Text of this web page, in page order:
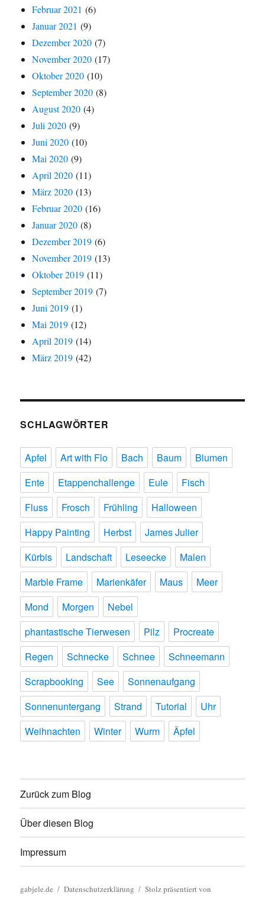
Februar 2021 (6)
Januar 2021 (9)
Dezember 2020 (7)
November 2020 (17)
Oktober 2020 (10)
September 2020 (8)
August 2020 (4)
Juli 2020 (9)
Juni 2020 (10)
Mai 2020 (9)
April 2020 (11)
März 2020 (13)
Februar 2020 (16)
Januar 2020 (8)
Dezember 2019 (6)
November 2019 (13)
Oktober 2019 (11)
September 2019 (7)
Juni 2019 (1)
Mai 2019 (12)
April 2019 (14)
März 2019 (42)
SCHLAGWÖRTER
Apfel Art with Flo Bach Baum
Blumen
Ente
Etappenchallenge Eule
Fisch
Fluss
Frosch Frühling
Halloween
Happy Painting
Herbst
James Julier
Kürbis
Landschaft Leseecke
Malen
Marble Frame
Marienkäfer Maus
Meer
Mond
Morgen
Nebel
phantastische Tierwesen
Pilz
Procreate
Regen
Schnecke Schnee
Schneemann
Scrapbooking
See
Sonnenaufgang
Sonnenuntergang
Strand Tutorial
Uhr
Weihnachten
Winter Wurm Äpfel
Zurück zum Blog
Über diesen Blog
Impressum
gabjele.de Datenschutzerklärung
Stolz präsentiert von